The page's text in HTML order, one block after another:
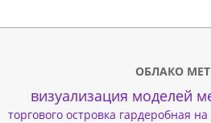
ОБЛАКО
визуализация моделей
торгового островка гардеробная на